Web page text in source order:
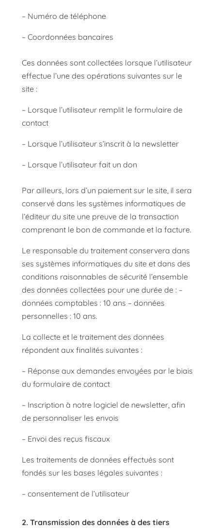
– Numéro de téléphone
– Coordonnées bancaires
Ces données sont collectées lorsque l’utilisateur
effectue l’une des opérations suivantes sur le
site :
– Lorsque l’utilisateur remplit le formulaire de
contact
– Lorsque l’utilisateur s’inscrit à la newsletter
– Lorsque l’utilisateur fait un don
Par ailleurs, lors d’un paiement sur le site, il sera
conservé dans les systèmes informatiques de
l’éditeur du site une preuve de la transaction
comprenant le bon de commande et la facture.
Le responsable du traitement conservera dans
ses systèmes informatiques du site et dans des
conditions raisonnables de sécurité l’ensemble
des données collectées pour une durée de : –
données comptables : 10 ans – données
personnelles : 10 ans.
La collecte et le traitement des données
répondent aux finalités suivantes :
– Réponse aux demandes envoyées par le biais
du formulaire de contact
– Inscription à notre logiciel de newsletter, afin
de personnaliser les envois
– Envoi des reçus fiscaux
Les traitements de données effectués sont
fondés sur les bases légales suivantes :
– consentement de l’utilisateur
2. Transmission des données à des tiers